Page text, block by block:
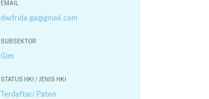
EMAIL
dwifrida.ga@gmail.com
SUBSEKTOR
Gim
STATUS HKI / JENIS HKI
Terdaftar/ Paten